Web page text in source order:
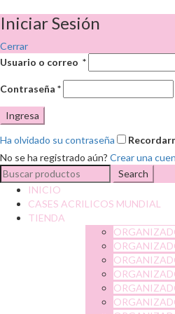
Iniciar Sesión
Cerrar
Usuario o correo *
Contraseña *
Ingresa
Ha olvidado su contraseña
No se ha registrado aún? Crear una
Search
for:
Search
INICIO
CASES ACRILICOS MUNDIAL
TIENDA